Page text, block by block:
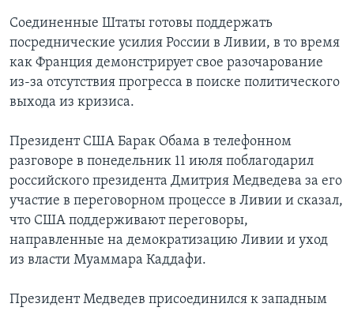
Соединенные Штаты готовы поддержать
посреднические усилия России в Ливии, в то время
как Франция демонстрирует свое разочарование
из-за отсутствия прогресса в поиске политического
выхода из кризиса.
Президент США Барак Обама в телефонном
разговоре в понедельник 11 июля поблагодарил
российского президента Дмитрия Медведева за его
участие в переговорном процессе в Ливии и сказал,
что США поддерживают переговоры,
направленные на демократизацию Ливии и уход
из власти Муаммара Каддафи.
Президент Медведев присоединился к западным